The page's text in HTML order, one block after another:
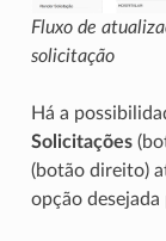
Fluxo de
solicitação
Há a
Solicitações
(botão direito)
opção